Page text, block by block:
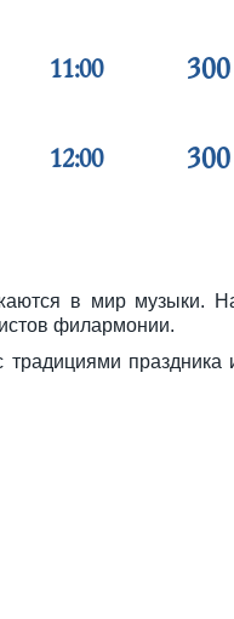
11:00 300
12:00 300
в мир музыки.
филармонии.
праздника